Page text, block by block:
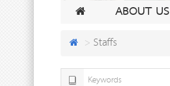
ABOUT US
Staffs